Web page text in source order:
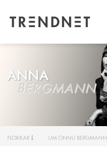
ANNA
BERGMANN
FLOKKAR UM ÖNNU BERGMANN